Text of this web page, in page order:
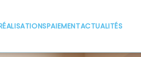
PAIEMENTACTUALITÉS